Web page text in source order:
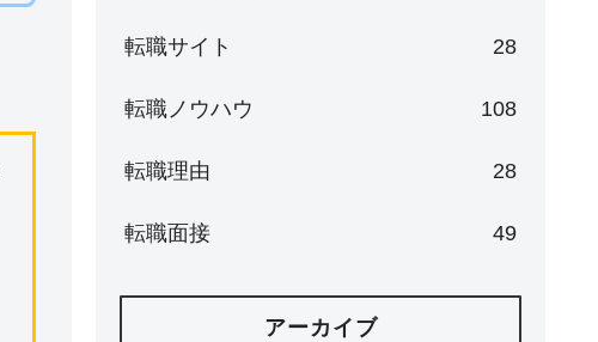
転職サイト 28
転職ノウハウ 108
転職理由 28
転職面接 49
アーカイブ